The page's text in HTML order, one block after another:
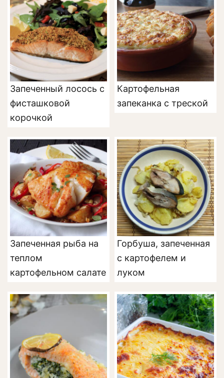
Запеченный лосось с
фисташковой
корочкой
Картофельная
запеканка с треской
Запеченная рыба на
теплом
картофельном салате
Горбуша, запеченная
с картофелем и
луком